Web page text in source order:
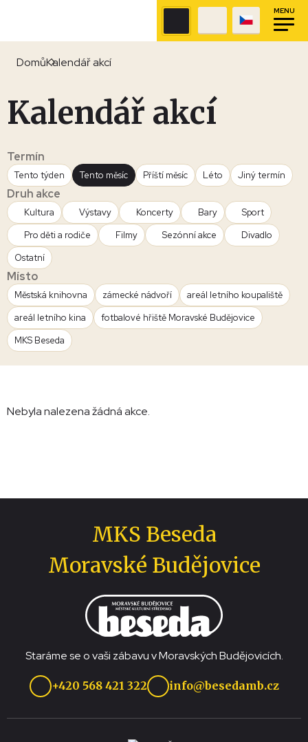
MENU
DomůKalendář akcí
Kalendář akcí
Termín
Tento týden Tento měsíc Příští měsíc Léto Jiný termín
Druh akce
Kultura Výstavy Koncerty Bary
Sport
Pro děti a rodiče
Filmy Sezónní akce
Divadlo
Ostatní
Místo
Městská knihovna zámecké nádvoří
areál letního koupaliště
areál letního kina
fotbalové hřiště Moravské Budějovice
MKS Beseda
Nebyla nalezena žádná akce.
MKS Beseda
Moravské Budějovice
Staráme se o vaši zábavu v Moravských Budějovicích.
+420 568 421 322 info@besedamb.cz